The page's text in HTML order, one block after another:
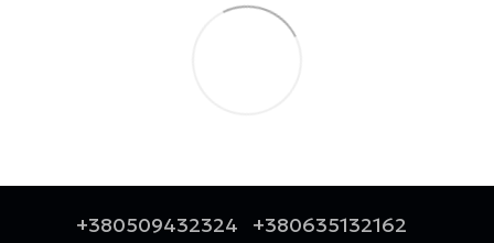
+380509432324 +380635132162